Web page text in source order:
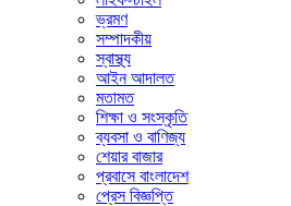
ভ্রমণ
সম্পাদকীয়
স্বাস্থ্য
আইন আদালত
মতামত
শিক্ষা ও সংস্কৃতি
ব্যবসা ও বাণিজ্য
শেয়ার বাজার
প্রবাসে বাংলাদেশ
প্রেস বিজ্ঞপ্তি